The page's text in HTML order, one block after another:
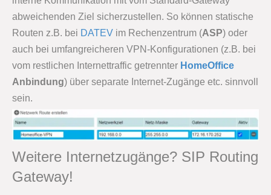
abweichenden Ziel sicherzustellen. So können statische
Routen z.B. bei DATEV im Rechenzentrum (ASP) oder
auch bei umfangreicheren VPN-Konfigurationen (z.B. bei
vom restlichen Internettraffic getrennter HomeOffice
Anbindung) über separate Internet-Zugänge etc. sinnvoll
sein.
Weitere Internetzugänge? SIP Routing
Gateway!